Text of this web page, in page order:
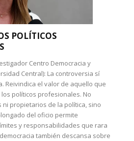
POLÍTICOS
Centro Democracia y
Central): La controversia sí
Reivindica el valor de aquello que
políticos profesionales. No
propietarios de la política, sino
del oficio permite
y responsabilidades que rara
también descansa sobre